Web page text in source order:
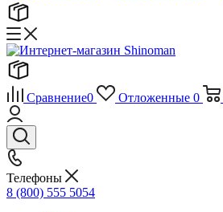
Сравнение0 Отложенные 0
Телефоны
8 (800) 555 5054